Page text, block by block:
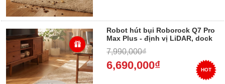
Robot hút bụi Roborock Q7 Pro
Max Plus - định vị LiDAR, dock
tự đổ rác + cấp nước, hút lau
7,990,000₫
6,690,000₫ HOT